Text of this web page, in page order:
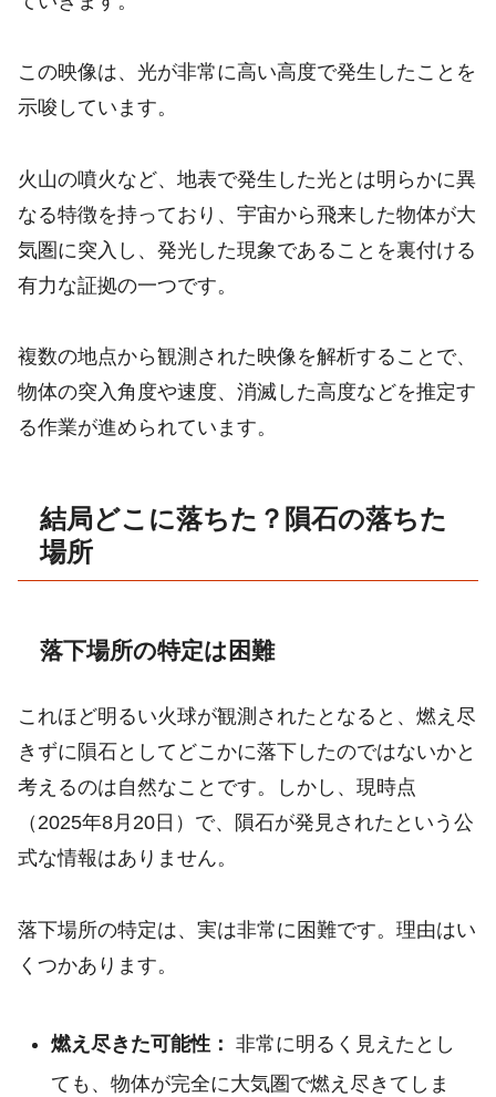
この映像は、光が非常に高い高度で発生したことを
示唆しています。
火山の噴火など、地表で発生した光とは明らかに異
なる特徴を持っており、宇宙から飛来した物体が大
気圏に突入し、発光した現象であることを裏付ける
有力な証拠の一つです。
複数の地点から観測された映像を解析することで、
物体の突入角度や速度、消滅した高度などを推定す
る作業が進められています。
結局どこに落ちた？隕石の落ちた
場所
落下場所の特定は困難
これほど明るい火球が観測されたとなると、燃え尽
きずに隕石としてどこかに落下したのではないかと
考えるのは自然なことです。しかし、現時点
（2025年8月20日）で、隕石が発見されたという公
式な情報はありません。
落下場所の特定は、実は非常に困難です。理由はい
くつかあります。
燃え尽きた可能性： 非常に明るく見えたとし
ても、物体が完全に大気圏で燃え尽きてしま